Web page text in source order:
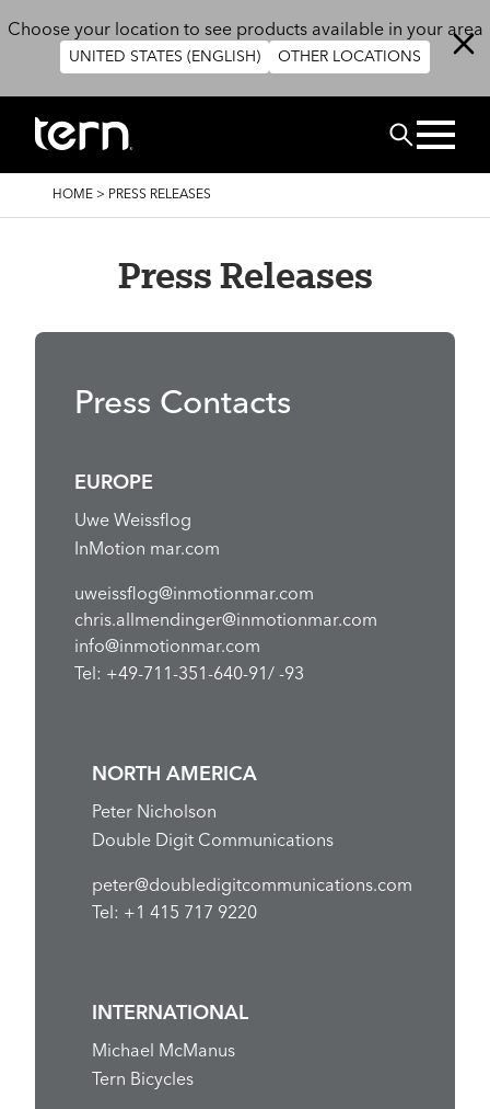
Choose your location to see products available in your area
UNITED STATES (ENGLISH) OTHER LOCATIONS
Cerca
BRICIOLE
HOME > PRESS RELEASES
Press Releases
Press Contacts
EUROPE
Uwe Weissflog
InMotion mar.com
uweissflog@inmotionmar.com
chris.allmendinger@inmotionmar.com
info@inmotionmar.com
Tel: +49-711-351-640-91/ -93
NORTH AMERICA
Peter Nicholson
Double Digit Communications
peter@doubledigitcommunications.com
Tel: +1 415 717 9220
INTERNATIONAL
Michael McManus
Tern Bicycles